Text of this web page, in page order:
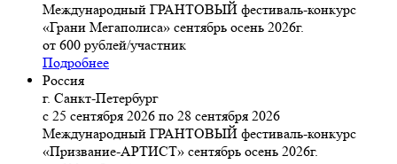
Международный ГРАНТОВЫЙ фестиваль-конкурс
«Грани Мегаполиса» сентябрь осень 2026г.
от 600 рублей/участник
Подробнее
Россия
г. Санкт-Петербург
с 25 сентября 2026 по 28 сентября 2026
Международный ГРАНТОВЫЙ фестиваль-конкурс
«Призвание-АРТИСТ» сентябрь осень 2026г.